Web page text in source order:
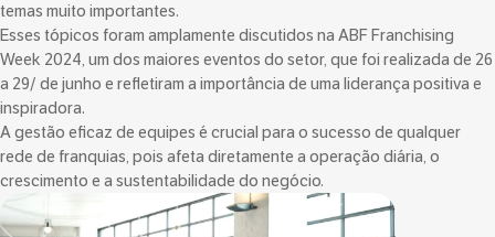
temas muito importantes.
Esses tópicos foram amplamente discutidos na ABF Franchising
Week 2024, um dos maiores eventos do setor, que foi realizada de 26
a 29/ de junho e refletiram a importância de uma liderança positiva e
inspiradora.
A gestão eficaz de equipes é crucial para o sucesso de qualquer
rede de franquias, pois afeta diretamente a operação diária, o
crescimento e a sustentabilidade do negócio.